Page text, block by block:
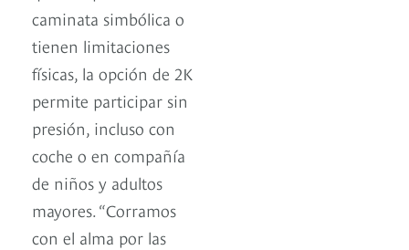
caminata simbólica o
tienen limitaciones
físicas, la opción de 2K
permite participar sin
presión, incluso con
coche o en compañía
de niños y adultos
mayores. “Corramos
con el alma por las